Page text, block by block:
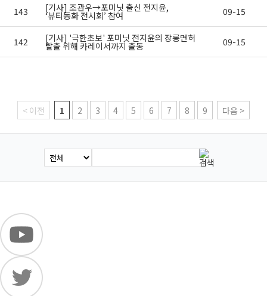
143 [기사] 조관우→포미닛 출신 전지윤,
‘뷰티동화 전시회’ 참여 09-15
142 [기사] '극한초보' 포미닛 전지윤의 장롱면허
탈출 위해 카레이서까지 출동 09-15
< 이전 1 2 3 4 5 6 7 8 9 다음 >